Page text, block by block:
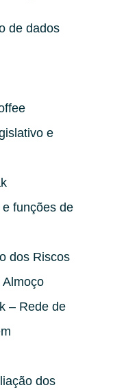
de dados
e
funções de
dos Riscos
– Rede de
dos